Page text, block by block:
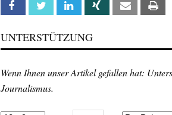
Facebook Twitter Linkedin Xing Email
UNTERSTÜTZUNG
Wenn Ihnen unser Artikel gefallen hat:
Journalismus.